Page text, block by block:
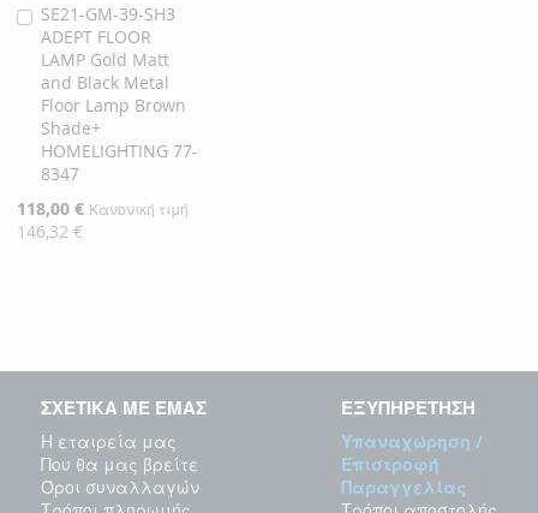
SE21-GM-39-SH3
ADEPT FLOOR
LAMP Gold Matt
and Black Metal
Floor Lamp Brown
Shade+
HOMELIGHTING 77-
8347
Ειδική
Τιμή
118,00 € Κανονική τιμή
146,32 €
Προσθήκη
στο
Καλάθι
ΣΧΕΤΙΚΑ ΜΕ ΕΜΑΣ
Η εταιρεία μας
Που θα μας βρείτε
Όροι συναλλαγών
ΕΞΥΠΗΡΕΤΗΣΗ
Υπαναχώρηση /
Επιστροφή
Παραγγελίας